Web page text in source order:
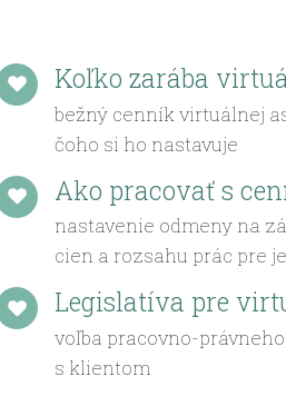
Koľko zarába
bežný cenník virtuálnej
čoho si ho nastavuje
Ako pracovať s
nastavenie odmeny na
cien a rozsahu prác pre
Legislatíva pre
voľba pracovno-
s klientom